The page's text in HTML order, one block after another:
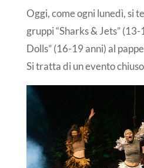
Oggi, come ogni lunedì, si
gruppi “Sharks & Jets” (13-
Dolls” (16-19 anni) al
Si tratta di un evento